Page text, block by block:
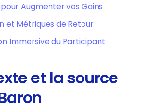
Augmenter vos Gains
et Métriques de Retour
Immersive du Participant
et la source